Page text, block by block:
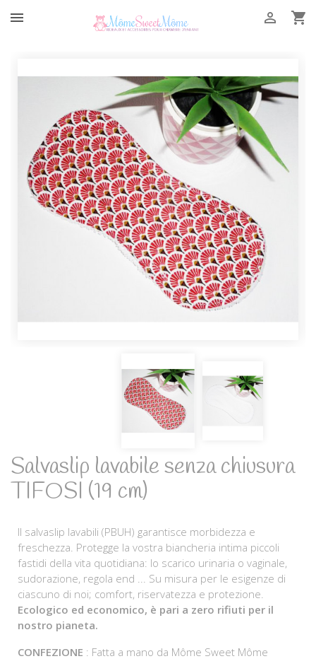
 

Salvaslip lavabile senza chiusura
TIFOSI (19 cm)
Il salvaslip lavabili (PBUH) garantisce morbidezza e
freschezza. Protegge la vostra biancheria intima piccoli
fastidi della vita quotidiana: lo scarico urinaria o vaginale,
sudorazione, regola end ... Su misura per le esigenze di
ciascuno di noi; comfort, riservatezza e protezione.
Ecologico ed economico, è pari a zero rifiuti per il
nostro pianeta.
CONFEZIONE : Fatta a mano da Môme Sweet Môme